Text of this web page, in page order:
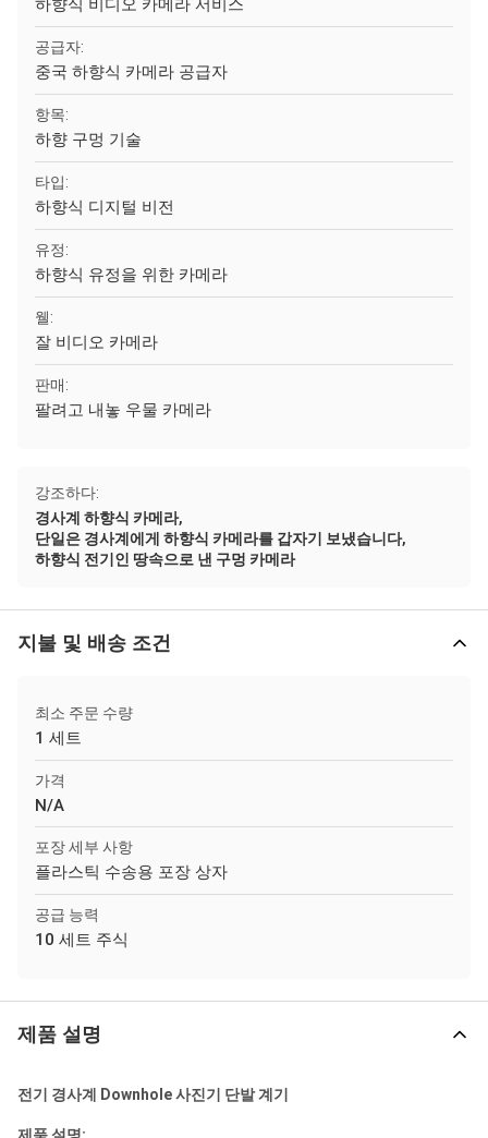
하향식 비디오 카메라 서비스
공급자:
중국 하향식 카메라 공급자
항목:
하향 구멍 기술
타입:
하향식 디지털 비전
유정:
하향식 유정을 위한 카메라
웰:
잘 비디오 카메라
판매:
팔려고 내놓 우물 카메라
강조하다:
경사계 하향식 카메라,
단일은 경사계에게 하향식 카메라를 갑자기 보냈습니다,
하향식 전기인 땅속으로 낸 구멍 카메라
지불 및 배송 조건
최소 주문 수량
1 세트
가격
N/A
포장 세부 사항
플라스틱 수송용 포장 상자
공급 능력
10 세트 주식
제품 설명
전기 경사계 Downhole 사진기 단발 계기